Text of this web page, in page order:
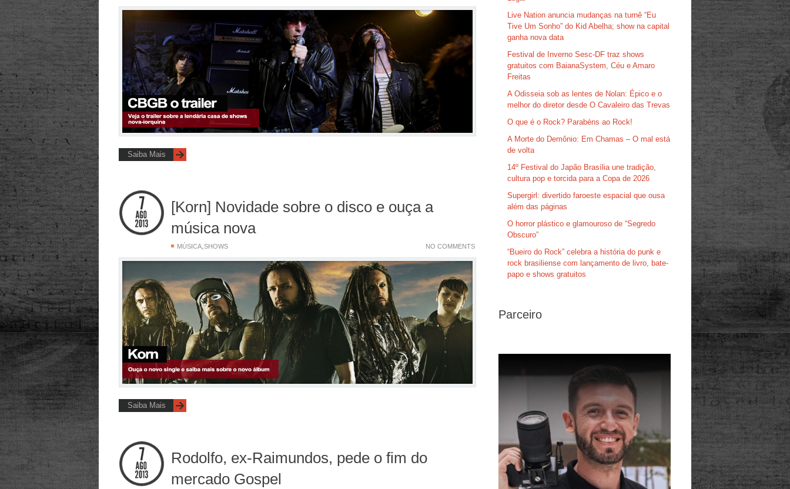
Saiba Mais
[Korn] Novidade sobre o disco e ouça a
música nova
MÚSICA,SHOWS NO COMMENTS
Saiba Mais
Rodolfo, ex-Raimundos, pede o fim do
mercado Gospel
Live Nation anuncia mudanças na turnê “Eu
Tive Um Sonho” do Kid Abelha; show na capital
ganha nova data
Festival de Inverno Sesc-DF traz shows
gratuitos com BaianaSystem, Céu e Amaro
Freitas
A Odisseia sob as lentes de Nolan: Épico e o
melhor do diretor desde O Cavaleiro das Trevas
O que é o Rock? Parabéns ao Rock!
A Morte do Demônio: Em Chamas – O mal está
de volta
14º Festival do Japão Brasília une tradição,
cultura pop e torcida para a Copa de 2026
Supergirl: divertido faroeste espacial que ousa
além das páginas
O horror plástico e glamouroso de “Segredo
Obscuro”
“Bueiro do Rock” celebra a história do punk e
rock brasiliense com lançamento de livro, bate-
papo e shows gratuitos
Parceiro